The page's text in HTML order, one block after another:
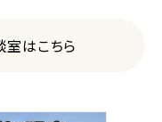
はこちら